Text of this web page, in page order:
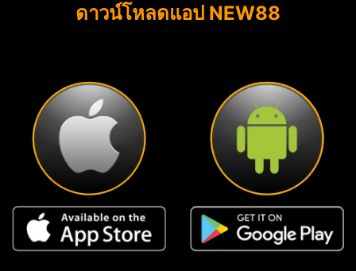
ดาวน์โหลดแอป NEW88